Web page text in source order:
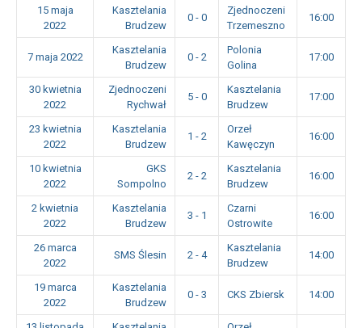
15 maja
2022
Kasztelania
Brudzew
0 - 0
Zjednoczeni
Trzemeszno
16:00
7 maja 2022
Kasztelania
Brudzew
0 - 2
Polonia
Golina
17:00
30 kwietnia
2022
Zjednoczeni
Rychwał
5 - 0
Kasztelania
Brudzew
17:00
23 kwietnia
2022
Kasztelania
Brudzew
1 - 2
Orzeł
Kawęczyn
16:00
10 kwietnia
2022
GKS
Sompolno
2 - 2
Kasztelania
Brudzew
16:00
2 kwietnia
2022
Kasztelania
Brudzew
3 - 1
Czarni
Ostrowite
16:00
26 marca
2022
SMS Ślesin 2 - 4
Kasztelania
Brudzew
14:00
19 marca
2022
Kasztelania
Brudzew
0 - 3 CKS Zbiersk 14:00